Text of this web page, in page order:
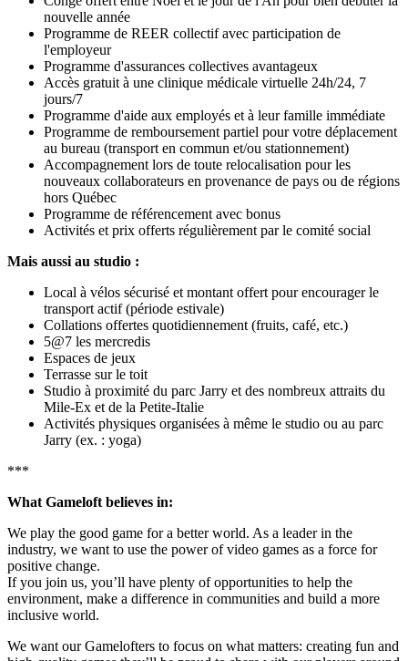
nouvelle année
Programme de REER collectif avec participation de
l'employeur
Programme d'assurances collectives avantageux
Accès gratuit à une clinique médicale virtuelle 24h/24, 7
jours/7
Programme d'aide aux employés et à leur famille immédiate
Programme de remboursement partiel pour votre déplacement
au bureau (transport en commun et/ou stationnement)
Accompagnement lors de toute relocalisation pour les
nouveaux collaborateurs en provenance de pays ou de régions
hors Québec
Programme de référencement avec bonus
Activités et prix offerts régulièrement par le comité social
Mais aussi au studio :
Local à vélos sécurisé et montant offert pour encourager le
transport actif (période estivale)
Collations offertes quotidiennement (fruits, café, etc.)
5@7 les mercredis
Espaces de jeux
Terrasse sur le toit
Studio à proximité du parc Jarry et des nombreux attraits du
Mile-Ex et de la Petite-Italie
Activités physiques organisées à même le studio ou au parc
Jarry (ex. : yoga)
***
What Gameloft believes in:
We play the good game for a better world. As a leader in the
industry, we want to use the power of video games as a force for
positive change.
If you join us, you’ll have plenty of opportunities to help the
environment, make a difference in communities and build a more
inclusive world.
We want our Gamelofters to focus on what matters: creating fun and